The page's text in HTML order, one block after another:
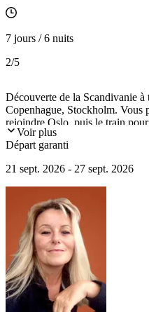
7 jours / 6 nuits
2/5
Découverte de la Scandivanie à
Copenhague, Stockholm. Vous
rejoindre Oslo, puis le train
les superbes paysages suédois.
Voir plus
Départ garanti
21 sept. 2026 - 27 sept. 2026